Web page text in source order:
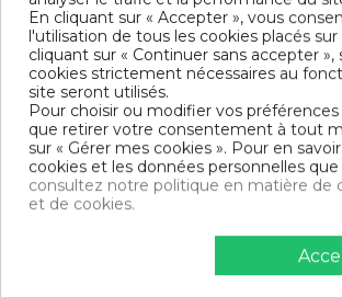
à la santé.
Détail
Matière : 100% Coton 57 fils
Couleur : Uni
Entretien : Lavable en machine à 40°C
Modèle : Blanc
Tissage serré - 57 fils /cm²
Contenu
1 drap plat 240x300 cm + 2 taies d'oreiller
DESCRIPTIF
En cliquant sur « Accepter », vous
l'utilisation de tous les cookies placés
cliquant sur « Continuer sans accepter »,
cookies strictement nécessaires au
site seront utilisés.
Pour choisir ou modifier vos préférences
que retirer votre consentement à tout
sur « Gérer mes cookies ». Pour en
cookies et les données personnelles
consultez notre politique en matière de
et de cookies.